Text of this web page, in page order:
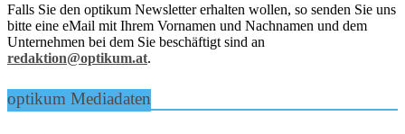
Falls Sie den optikum Newsletter erhalten wollen, so senden Sie uns
bitte eine eMail mit Ihrem Vornamen und Nachnamen und dem
Unternehmen bei dem Sie beschäftigt sind an
redaktion@optikum.at.
optikum Mediadaten